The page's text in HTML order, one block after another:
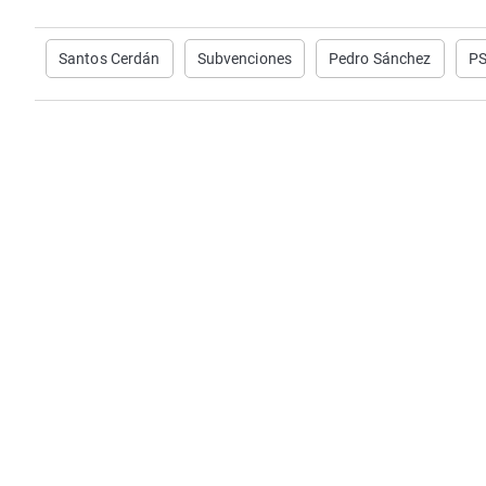
Santos Cerdán Subvenciones Pedro Sánchez